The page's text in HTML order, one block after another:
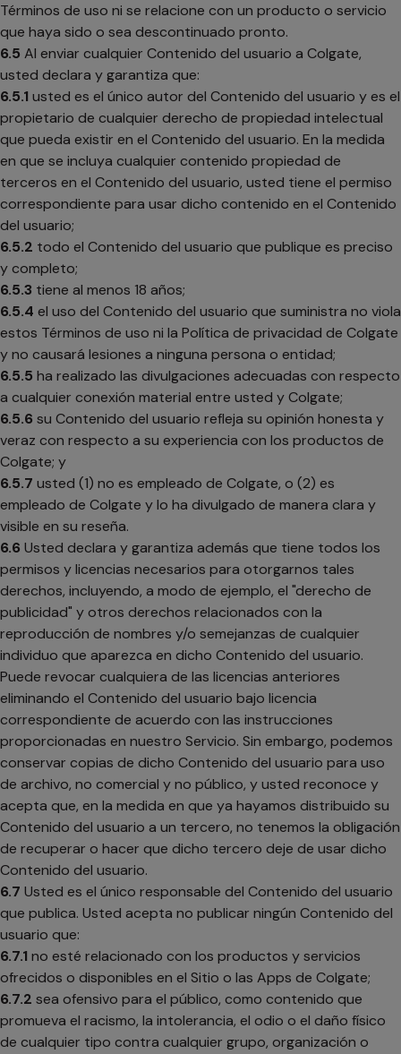
Términos de uso ni se relacione con un producto o servicio
que haya sido o sea descontinuado pronto.
6.5 Al enviar cualquier Contenido del usuario a Colgate,
usted declara y garantiza que:
6.5.1 usted es el único autor del Contenido del usuario y es el
propietario de cualquier derecho de propiedad intelectual
que pueda existir en el Contenido del usuario. En la medida
en que se incluya cualquier contenido propiedad de
terceros en el Contenido del usuario, usted tiene el permiso
correspondiente para usar dicho contenido en el Contenido
del usuario;
6.5.2 todo el Contenido del usuario que publique es preciso
y completo;
6.5.3 tiene al menos 18 años;
6.5.4 el uso del Contenido del usuario que suministra no viola
estos Términos de uso ni la Política de privacidad de Colgate
y no causará lesiones a ninguna persona o entidad;
6.5.5 ha realizado las divulgaciones adecuadas con respecto
a cualquier conexión material entre usted y Colgate;
6.5.6 su Contenido del usuario refleja su opinión honesta y
veraz con respecto a su experiencia con los productos de
Colgate; y
6.5.7 usted (1) no es empleado de Colgate, o (2) es
empleado de Colgate y lo ha divulgado de manera clara y
visible en su reseña.
6.6 Usted declara y garantiza además que tiene todos los
permisos y licencias necesarios para otorgarnos tales
derechos, incluyendo, a modo de ejemplo, el "derecho de
publicidad" y otros derechos relacionados con la
reproducción de nombres y/o semejanzas de cualquier
individuo que aparezca en dicho Contenido del usuario.
Puede revocar cualquiera de las licencias anteriores
eliminando el Contenido del usuario bajo licencia
correspondiente de acuerdo con las instrucciones
proporcionadas en nuestro Servicio. Sin embargo, podemos
conservar copias de dicho Contenido del usuario para uso
de archivo, no comercial y no público, y usted reconoce y
acepta que, en la medida en que ya hayamos distribuido su
Contenido del usuario a un tercero, no tenemos la obligación
de recuperar o hacer que dicho tercero deje de usar dicho
Contenido del usuario.
6.7 Usted es el único responsable del Contenido del usuario
que publica. Usted acepta no publicar ningún Contenido del
usuario que:
6.7.1 no esté relacionado con los productos y servicios
ofrecidos o disponibles en el Sitio o las Apps de Colgate;
6.7.2 sea ofensivo para el público, como contenido que
promueva el racismo, la intolerancia, el odio o el daño físico
de cualquier tipo contra cualquier grupo, organización o